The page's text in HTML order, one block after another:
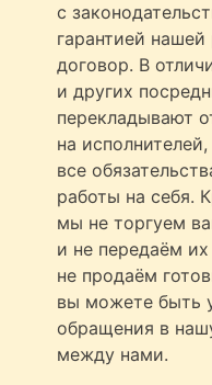
с
гарантией
договор. В
и других
перекладывают
на
все
работы на себя.
мы не торгуем
и не передаём
не продаём
вы можете быть
обращения в
между нами.